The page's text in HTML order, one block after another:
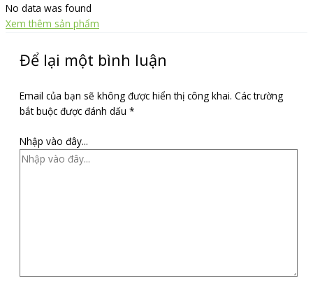
No data was found
Xem thêm sản phẩm
Để lại một bình luận
Email của bạn sẽ không được hiển thị công khai. Các trường
bắt buộc được đánh dấu *
Nhập vào đây...